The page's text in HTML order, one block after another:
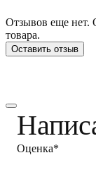
Отзывов еще нет.
товара.
Оставить отзыв
Оценка*